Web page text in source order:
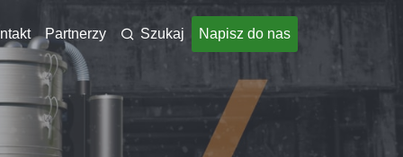
Partnerzy Szukaj Napisz do nas